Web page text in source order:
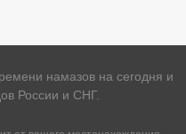
намазов на сегодня и
России и СНГ.